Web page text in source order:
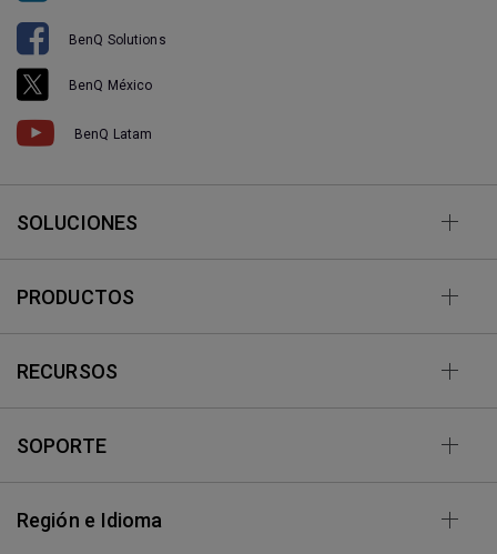
BenQ Solutions
BenQ México
BenQ Latam
SOLUCIONES
PRODUCTOS
RECURSOS
SOPORTE
Región e Idioma